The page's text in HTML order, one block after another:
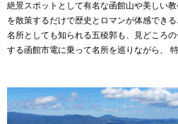
絶景スポットとして有名な函館山や美しい教
を散策するだけで歴史とロマンが体感できる
名所としても知られる五稜郭も、見どころの
する函館市電に乗って名所を巡りながら、